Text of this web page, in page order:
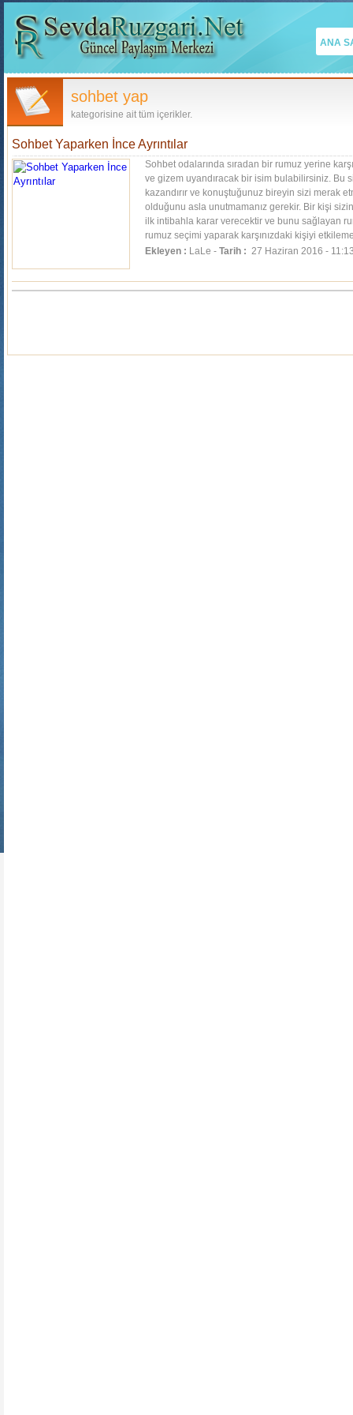
ANA
sohbet yap
kategorisine ait tüm içerikler.
Sohbet Yaparken İnce Ayrıntılar
Sohbet odalarında sıradan bir rumuz yerine
ve gizem uyandıracak bir isim bulabilirsiniz. Bu
kazandırır ve konuştuğunuz bireyin sizi merak
olduğunu asla unutmamanız gerekir. Bir kişi
ilk intibahla karar verecektir ve bunu sağlayan
rumuz seçimi yaparak karşınızdaki kişiyi
Ekleyen : LaLe -Tarih : 27 Haziran 2016 -